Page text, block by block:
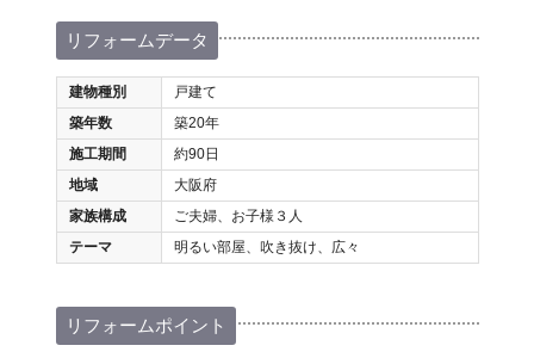
リフォームデータ
建物種別
戸建て
築年数
築20年
施工期間
約90日
地域
大阪府
家族構成
ご夫婦、お子様３人
テーマ
明るい部屋、吹き抜け、広々
リフォームポイント